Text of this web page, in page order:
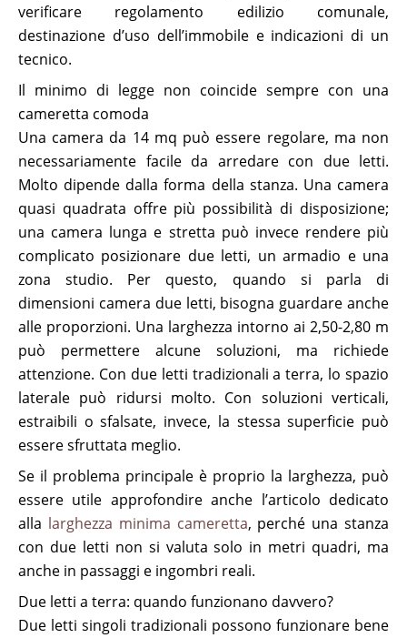
verificare regolamento edilizio comunale,
destinazione d’uso dell’immobile e indicazioni di un
tecnico.
Il minimo di legge non coincide sempre con una
cameretta comoda
Una camera da 14 mq può essere regolare, ma non
necessariamente facile da arredare con due letti.
Molto dipende dalla forma della stanza. Una camera
quasi quadrata offre più possibilità di disposizione;
una camera lunga e stretta può invece rendere più
complicato posizionare due letti, un armadio e una
zona studio. Per questo, quando si parla di
dimensioni camera due letti, bisogna guardare anche
alle proporzioni. Una larghezza intorno ai 2,50-2,80 m
può permettere alcune soluzioni, ma richiede
attenzione. Con due letti tradizionali a terra, lo spazio
laterale può ridursi molto. Con soluzioni verticali,
estraibili o sfalsate, invece, la stessa superficie può
essere sfruttata meglio.
Se il problema principale è proprio la larghezza, può
essere utile approfondire anche l’articolo dedicato
alla larghezza minima cameretta, perché una stanza
con due letti non si valuta solo in metri quadri, ma
anche in passaggi e ingombri reali.
Due letti a terra: quando funzionano davvero?
Due letti singoli tradizionali possono funzionare bene